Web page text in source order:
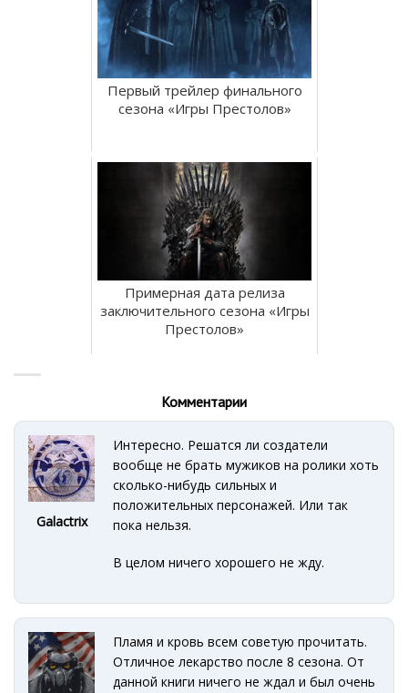
Первый трейлер финального
сезона «Игры Престолов»
Примерная дата релиза
заключительного сезона «Игры
Престолов»
Комментарии
Galactrix
Интересно. Решатся ли создатели
вообще не брать мужиков на ролики хоть
сколько-нибудь сильных и
положительных персонажей. Или так
пока нельзя.
В целом ничего хорошего не жду.
Пламя и кровь всем советую прочитать.
Отличное лекарство после 8 сезона. От
данной книги ничего не ждал и был очень